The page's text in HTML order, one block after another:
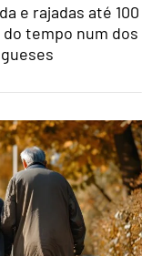
e rajadas até 100
tempo num dos